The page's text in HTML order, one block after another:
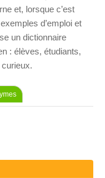
et, lorsque c’est
d’emploi et
un dictionnaire
: élèves, étudiants,